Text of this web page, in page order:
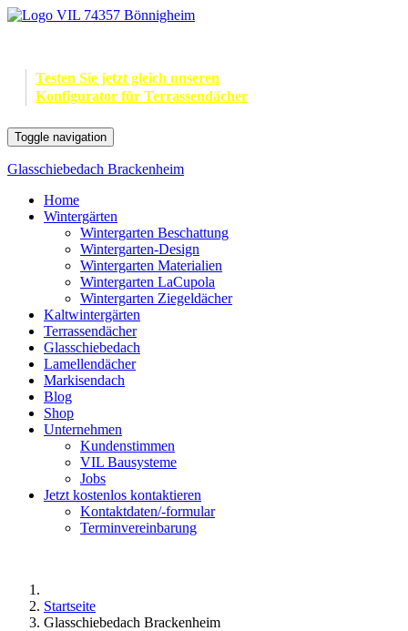
Testen Sie jetzt gleich unseren
Konfigurator für Terrassendächer
Toggle navigation
Glasschiebedach Brackenheim
Home
Wintergärten
Wintergarten Beschattung
Wintergarten-Design
Wintergarten Materialien
Wintergarten LaCupola
Wintergarten Ziegeldächer
Kaltwintergärten
Terrassendächer
Glasschiebedach
Lamellendächer
Markisendach
Blog
Shop
Unternehmen
Kundenstimmen
VIL Bausysteme
Jobs
Jetzt kostenlos kontaktieren
Kontaktdaten/-formular
Terminvereinbarung
Startseite
Glasschiebedach Brackenheim